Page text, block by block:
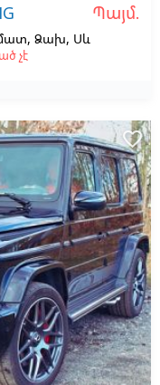
Պայմ.
Ձախ, Սև
չէ
favorite_border